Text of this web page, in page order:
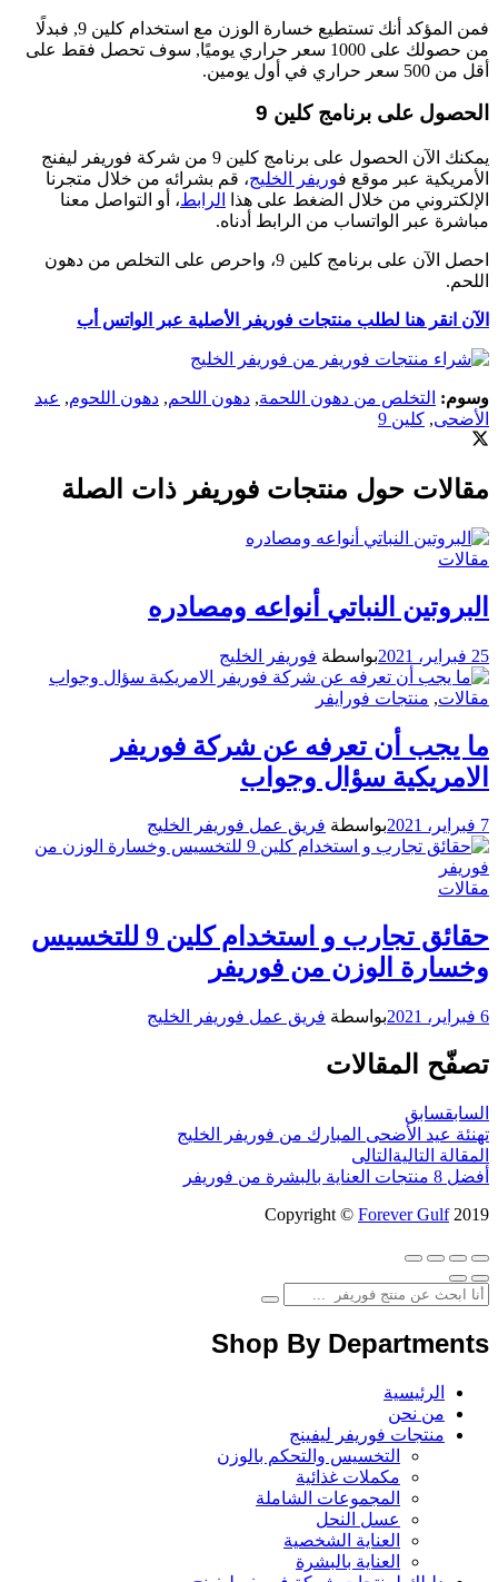
فمن المؤكد أنك تستطيع خسارة الوزن مع استخدام كلين 9, فبدلًا
من حصولك على 1000 سعر حراري يوميًا, سوف تحصل فقط على
سعر حراري في أول يومين.
على برنامج كلين 9
يمكنك الآن الحصول على برنامج كلين 9 من شركة فوريفر ليفنج
عبر موقع فوريفر الخليج، قم بشرائه من خلال متجرنا
من خلال الضغط على هذاالرابط ، أو التواصل معنا
عبر الواتساب من الرابط أدناه.
احصل الآن على برنامج كلين 9، واحرص على التخلص من دهون
انقر هنا لطلب منتجات فوريفر الأصلية عبر الواتس أب
التخلص من دهون اللحمة,دهون اللحم,دهون اللحوم,عيد
,كلين 9
حول منتجات فوريفر ذات الصلة
النباتي أنواعه ومصادره
بواسطةفوريفر الخليج
,منتجات فورايفر
يجب أن تعرفه عن شركة فوريفر
سؤال وجواب
بواسطةفريق عمل فوريفر الخليج
حقائق تجارب و استخدام كلين 9 للتخسيس
الوزن من فوريفر
بواسطةفريق عمل فوريفر الخليج
المقالات
سابق
عيد الأضحى المبارك من فوريفر الخليج
التاليةالتالى
العناية بالبشرة من فوريفر
Copyright ©Forever Gulf
Shop By
الرئيسية
من نحن
منتجات فوريفر ليفينج
التخسيس والتحكم بالوزن
مكملات غذائية
المجموعات الشاملة
عسل النحل
العناية الشخصية
العناية بالبشرة